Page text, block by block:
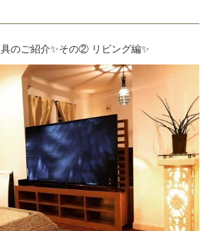
のご紹介✨その② リビング編✨